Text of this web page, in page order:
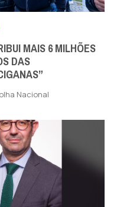
MAIS 6 MILHÕES
DAS
Nacional